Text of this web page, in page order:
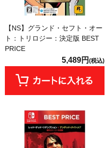
【NS】グランド・セフト・オー
ト：トリロジー：決定版 BEST
PRICE
5,489円 (税込)